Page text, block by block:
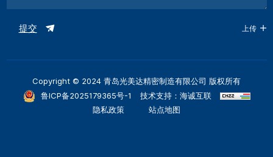
提交 上传
Copyright © 2024 青岛光美达精密制造有限公司 版权所有
鲁ICP备2025179365号-1
技术支持：海诚互联
隐私政策
站点地图